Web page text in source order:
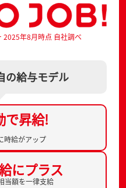
年8月時点 自社調べ
の給与モデル
で昇給!
時給がアップ
にプラス
当額を一律支給